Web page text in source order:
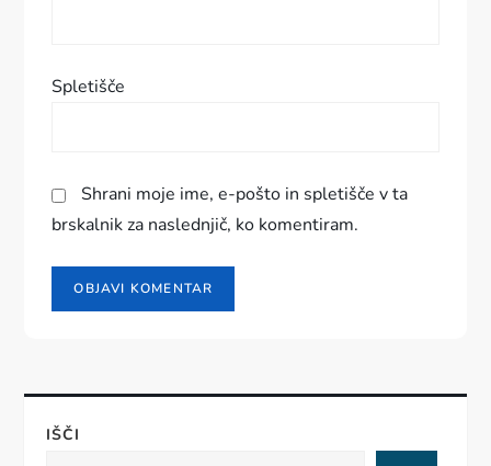
a
Spletišče
Shrani moje ime, e-pošto in spletišče v ta
brskalnik za naslednjič, ko komentiram.
IŠČI